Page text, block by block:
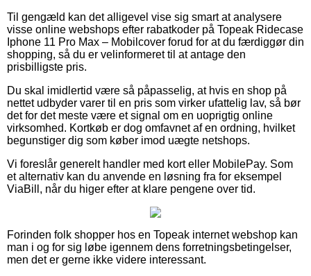
Til gengæld kan det alligevel vise sig smart at analysere
visse online webshops efter rabatkoder på Topeak Ridecase
Iphone 11 Pro Max – Mobilcover forud for at du færdiggør din
shopping, så du er velinformeret til at antage den
prisbilligste pris.
Du skal imidlertid være så påpasselig, at hvis en shop på
nettet udbyder varer til en pris som virker ufattelig lav, så bør
det for det meste være et signal om en uoprigtig online
virksomhed. Kortkøb er dog omfavnet af en ordning, hvilket
begunstiger dig som køber imod uægte netshops.
Vi foreslår generelt handler med kort eller MobilePay. Som
et alternativ kan du anvende en løsning fra for eksempel
ViaBill, når du higer efter at klare pengene over tid.
Forinden folk shopper hos en Topeak internet webshop kan
man i og for sig løbe igennem dens forretningsbetingelser,
men det er gerne ikke videre interessant.